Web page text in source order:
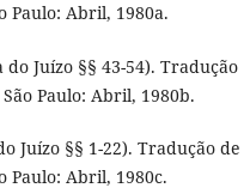
Paulo: Abril, 1980a.
Juízo §§ 43-54). Tradução
Paulo: Abril, 1980b.
Juízo §§ 1-22). Tradução de
Paulo: Abril, 1980c.